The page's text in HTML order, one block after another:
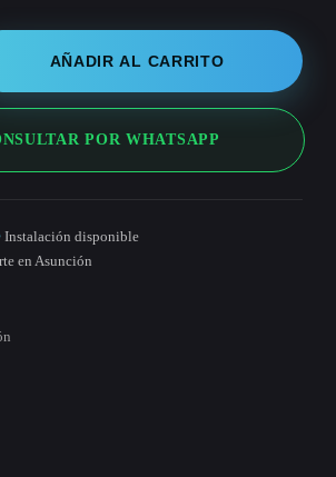
AÑADIR AL CARRITO
POR WHATSAPP
Instalación disponible
en Asunción